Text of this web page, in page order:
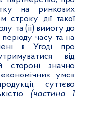
на ринкових
строку дії такої
та (ii) вимогу до
часу та на
в Угоді про
від
стороні значно
умов
суттєво
(частина 1